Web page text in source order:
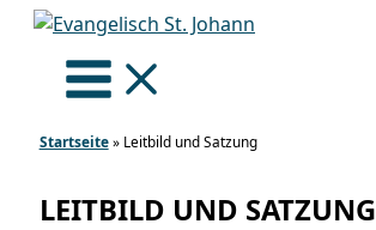
Zum
springen
Startseite» Leitbild und Satzung
LEITBILD UND SATZUNG